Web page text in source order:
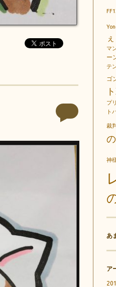
ぇ
マ
ー
テ
ゴ
プ
ト
裁
神
あ
ア